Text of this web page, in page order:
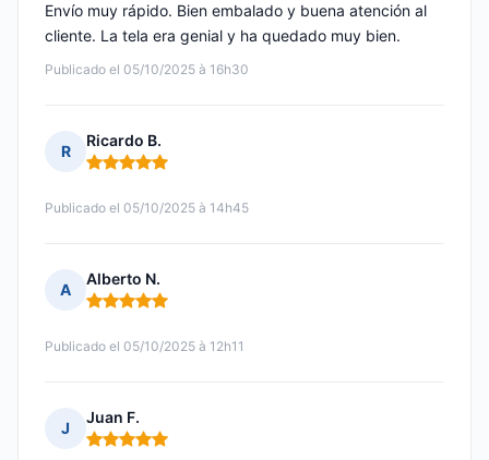
Publicado el 05/10/2025 à 16h30
Envío muy rápido. Bien embalado y buena atención al
cliente. La tela era genial y ha quedado muy bien.
R
Ricardo B.
Nota: 5 de 5
Publicado el 05/10/2025 à 14h45
A
Alberto N.
Nota: 5 de 5
Publicado el 05/10/2025 à 12h11
J
Juan F.
Nota: 5 de 5